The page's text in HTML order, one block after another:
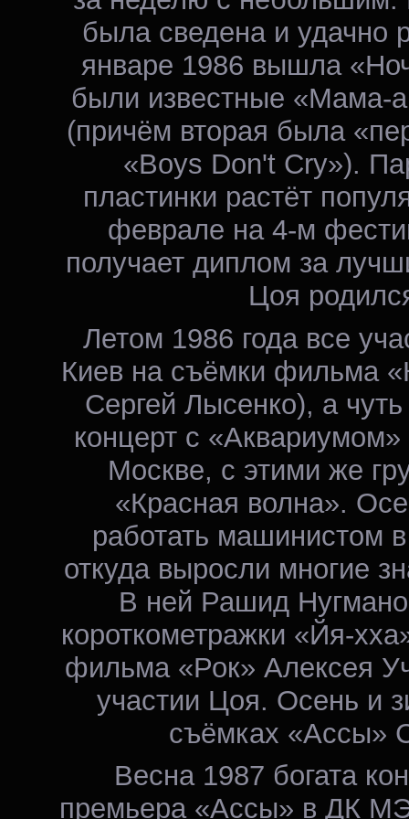
была сведена и удачно
январе 1986 вышла
были известные «Мама-
(причём вторая была
«Boys Don't Cry»).
пластинки растёт
феврале на 4-м
получает диплом за
Цоя
Летом 1986 года все
Киев на съёмки фильма
Сергей Лысенко), а
концерт с
Москве, с этими же
«Красная волна».
работать машинистом
откуда выросли многие
В ней Рашид
короткометражки «Йя-
фильма «Рок» Алексея
участии Цоя. Осень и
съёмках «Ассы»
Весна 1987 богата
премьера «Ассы» в ДК